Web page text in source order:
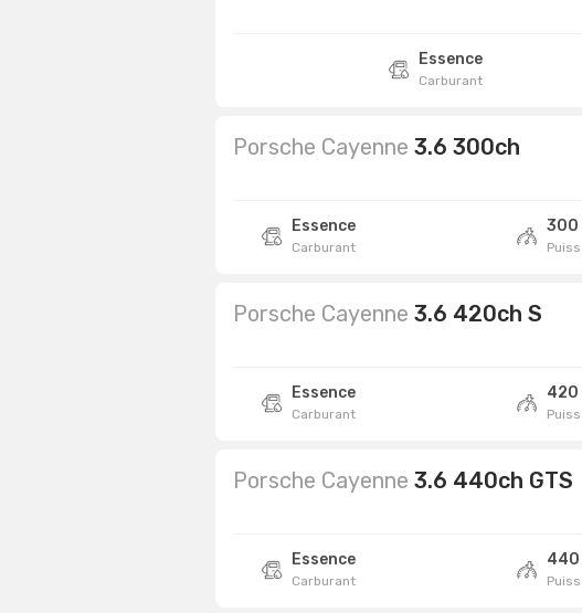
Essence
Carburant
Porsche Cayenne 3.6 300ch
Essence
Carburant
300
Porsche Cayenne 3.6 420ch S
Essence
Carburant
420
Porsche Cayenne 3.6 440ch GTS
Essence
Carburant
440